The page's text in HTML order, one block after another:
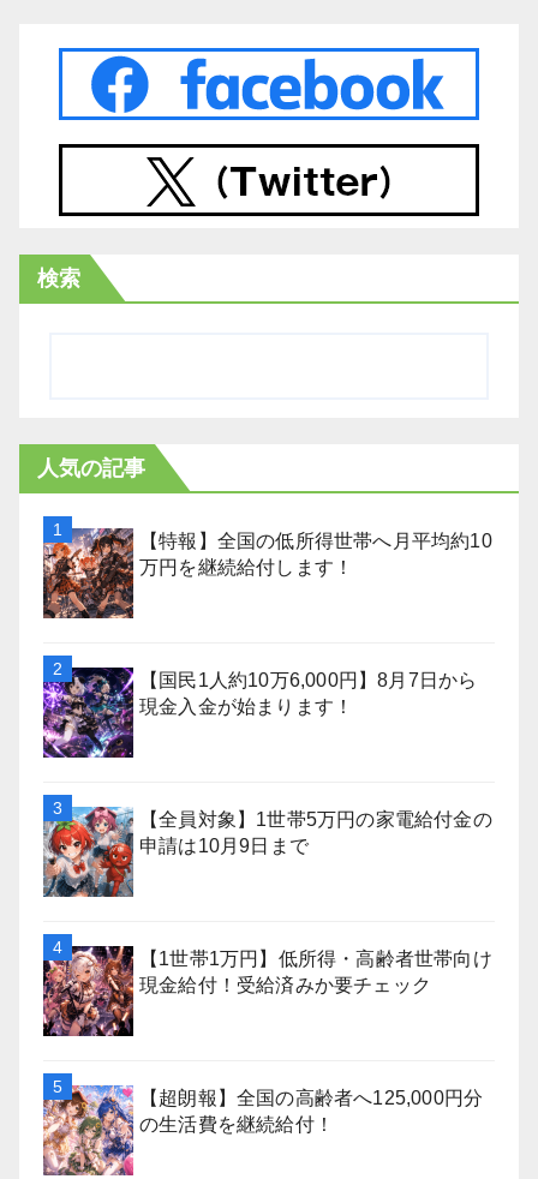
検索
人気の記事
【特報】全国の低所得世帯へ月平均約10
万円を継続給付します！
【国民1人約10万6,000円】8月7日から
現金入金が始まります！
【全員対象】1世帯5万円の家電給付金の
申請は10月9日まで
【1世帯1万円】低所得・高齢者世帯向け
現金給付！受給済みか要チェック
【超朗報】全国の高齢者へ125,000円分
の生活費を継続給付！